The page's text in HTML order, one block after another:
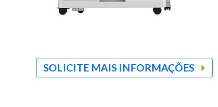
SOLICITE MAIS INFORMAÇÕES